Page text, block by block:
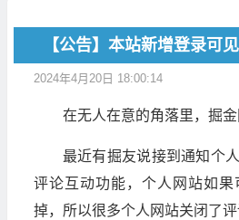
【公告】本站新增登录可
2024年4月20日 18:00:14
在无人在意的角落里，掘金
最近有掘友说接到通知个
评论互动功能，个人网站如
掉，所以很多个人网站关闭了评